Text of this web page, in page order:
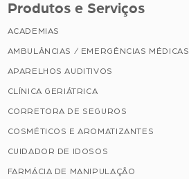
Produtos e Serviços
ACADEMIAS
AMBULÂNCIAS / EMERGÊNCIAS MÉDICAS
APARELHOS AUDITIVOS
CLÍNICA GERIÁTRICA
CORRETORA DE SEGUROS
COSMÉTICOS E AROMATIZANTES
CUIDADOR DE IDOSOS
FARMÁCIA DE MANIPULAÇÃO